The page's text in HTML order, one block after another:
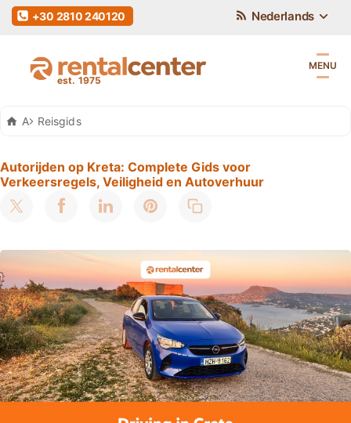
Auto Huren Kreta
Reisgids
Autorijden op Kreta: Complete Gids voor
Verkeersregels, Veiligheid en Autoverhuur
Nederlands
+30 2810 240120
MENU